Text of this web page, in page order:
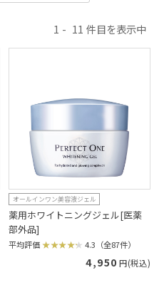
1 11
オールインワン美容液ジェル
薬用ホワイトニングジェル[医薬
部外品]
平均評価 4.3（全87件）
4,950 円(税込)